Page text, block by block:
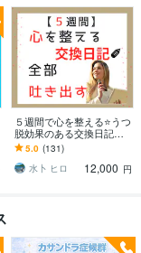
５週間で心を整える⭐うつ
脱効果のある交換日記し
ます 【通常版】気持ちを
吐き出す、習慣化❗
5.0 (131)
水卜 ヒロ
12,000 円